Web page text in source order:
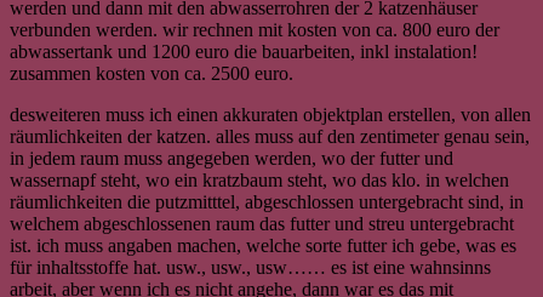
werden und dann mit den abwasserrohren der 2 katzenhäuser
verbunden werden. wir rechnen mit kosten von ca. 800 euro der
abwassertank und 1200 euro die bauarbeiten, inkl instalation!
zusammen kosten von ca. 2500 euro.
desweiteren muss ich einen akkuraten objektplan erstellen, von allen
räumlichkeiten der katzen. alles muss auf den zentimeter genau sein,
in jedem raum muss angegeben werden, wo der futter und
wassernapf steht, wo ein kratzbaum steht, wo das klo. in welchen
räumlichkeiten die putzmitttel, abgeschlossen untergebracht sind, in
welchem abgeschlossenen raum das futter und streu untergebracht
ist. ich muss angaben machen, welche sorte futter ich gebe, was es
für inhaltsstoffe hat. usw., usw., usw…… es ist eine wahnsinns
arbeit, aber wenn ich es nicht angehe, dann war es das mit